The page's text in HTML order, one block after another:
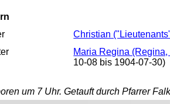
Christian
Maria Regina
10-08 bis 1904-07-30)
um 7 Uhr. Getauft durch Pfarrer